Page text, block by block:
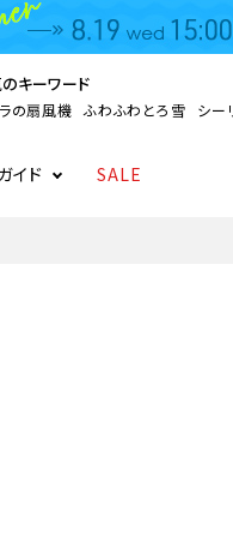
キーワード
の扇風機 ふわふわとろ雪 シー
イド
について
SALE